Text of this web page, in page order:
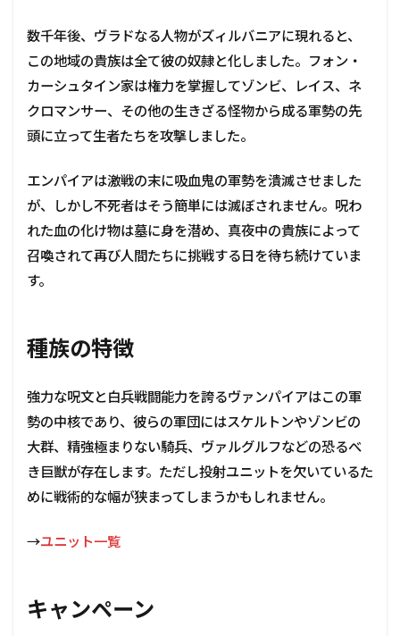
ン
ペ
3.1
接吻
血統
死者
の復
が再
び蘇
4
主
な
戦
い
方
対
DLC
数千年後、ヴラドなる人物がズィルバニアに現れると、
この地域の貴族は全て彼の奴隷と化しました。フォン・
カーシュタイン家は権力を掌握してゾンビ、レイス、ネ
クロマンサー、その他の生きざる怪物から成る軍勢の先
頭に立って生者たちを攻撃しました。
エンパイアは激戦の末に吸血鬼の軍勢を潰滅させました
が、しかし不死者はそう簡単には滅ぼされません。呪わ
れた血の化け物は墓に身を潜め、真夜中の貴族によって
召喚されて再び人間たちに挑戦する日を待ち続けていま
す。
種族の特徴
強力な呪文と白兵戦闘能力を誇るヴァンパイアはこの軍
勢の中核であり、彼らの軍団にはスケルトンやゾンビの
大群、精強極まりない騎兵、ヴァルグルフなどの恐るべ
き巨獣が存在します。ただし投射ユニットを欠いているた
めに戦術的な幅が狭まってしまうかもしれません。
→ユニット一覧
キャンペーン